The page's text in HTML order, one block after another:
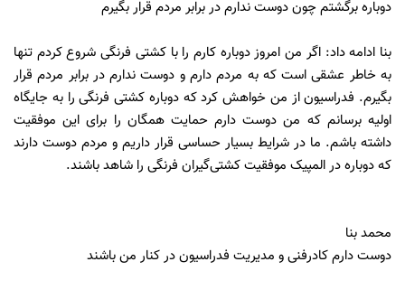
دوباره برگشتم چون دوست ندارم در برابر مردم قرار بگیرم
بنا ادامه داد: اگر من امروز دوباره کارم را با کشتی فرنگی شروع کردم تنها
به خاطر عشقی است که به مردم دارم و دوست ندارم در برابر مردم قرار
بگیرم. فدراسیون از من خواهش کرد که دوباره کشتی فرنگی را به جایگاه
اولیه برسانم که من دوست دارم حمایت همگان را برای این موفقیت
داشته باشم. ما در شرایط بسیار حساسی قرار داریم و مردم دوست دارند
که دوباره در المپیک موفقیت کشتی‌گیران فرنگی را شاهد باشند.
محمد بنا
دوست دارم کادرفنی و مدیریت فدراسیون در کنار من باشند